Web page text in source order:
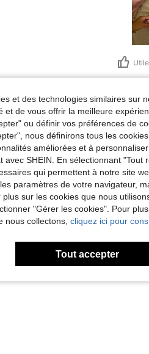
Noir, Taille: S
/ 134 lbs Couleur:Noir Taille:S
et des technologies similaires sur
et de vous offrir la meilleure
ou définir vos préférences de
nous définirons tous les
améliorées et à
avec SHEIN. En sélectionnant "Tout
qui permettent à notre site
paramètres de votre navigateur,
sur les cookies que nous
"Gérer les cookies". Pour
nous collectons, cliquez ici pour
Tout accepter